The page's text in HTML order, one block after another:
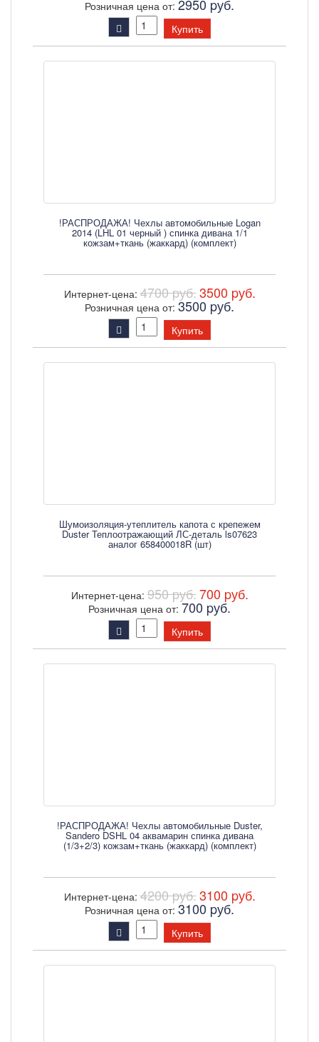
Розничная цена от: 2950 pуб.
Купить
!РАСПРОДАЖА! Чехлы автомобильные Logan
2014 (LHL 01 черный ) спинка дивана 1/1
кожзам+ткань (жаккард) (комплект)
Интернет-цена:4700 pуб.3500 pуб.
Розничная цена от: 3500 pуб.
Купить
Шумоизоляция-утеплитель капота с крепежем
Duster Теплоотражающий ЛС-деталь ls07623
аналог 658400018R (шт)
Интернет-цена:950 pуб.700 pуб.
Розничная цена от: 700 pуб.
Купить
!РАСПРОДАЖА! Чехлы автомобильные Duster,
Sandero DSHL 04 аквамарин спинка дивана
(1/3+2/3) кожзам+ткань (жаккард) (комплект)
Интернет-цена:4200 pуб.3100 pуб.
Розничная цена от: 3100 pуб.
Купить